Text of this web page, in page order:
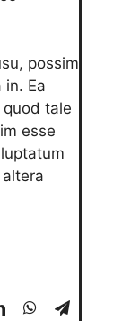
possim
in. Ea
tale
esse